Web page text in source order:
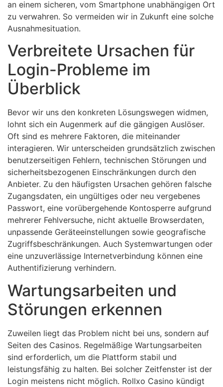
an einem sicheren, vom Smartphone unabhängigen Ort
zu verwahren. So vermeiden wir in Zukunft eine solche
Ausnahmesituation.
Verbreitete Ursachen für
Login-Probleme im
Überblick
Bevor wir uns den konkreten Lösungswegen widmen,
lohnt sich ein Augenmerk auf die gängigen Auslöser.
Oft sind es mehrere Faktoren, die miteinander
interagieren. Wir unterscheiden grundsätzlich zwischen
benutzerseitigen Fehlern, technischen Störungen und
sicherheitsbezogenen Einschränkungen durch den
Anbieter. Zu den häufigsten Ursachen gehören falsche
Zugangsdaten, ein ungültiges oder neu vergebenes
Passwort, eine vorübergehende Kontosperre aufgrund
mehrerer Fehlversuche, nicht aktuelle Browserdaten,
unpassende Geräteeinstellungen sowie geografische
Zugriffsbeschränkungen. Auch Systemwartungen oder
eine unzuverlässige Internetverbindung können eine
Authentifizierung verhindern.
Wartungsarbeiten und
Störungen erkennen
Zuweilen liegt das Problem nicht bei uns, sondern auf
Seiten des Casinos. Regelmäßige Wartungsarbeiten
sind erforderlich, um die Plattform stabil und
leistungsfähig zu halten. Bei solcher Zeitfenster ist der
Login meistens nicht möglich. Rollxo Casino kündigt